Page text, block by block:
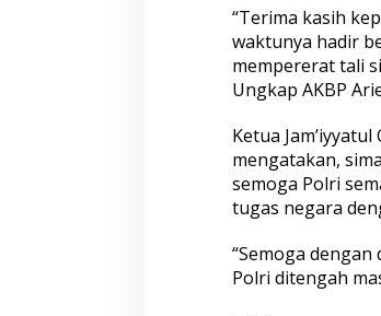
D
a
r
i
B
e
c
a
n
a
“Terima kasih
waktunya hadir
mempererat tali
Ungkap AKBP
Ketua
mengatakan,
semoga Polri
tugas negara
“Semoga
Polri ditengah